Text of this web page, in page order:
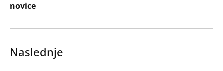
novice
Naslednje